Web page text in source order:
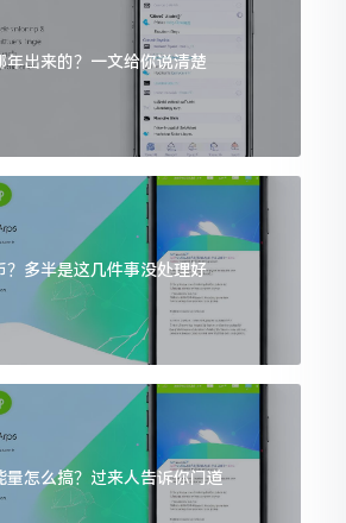
出来的？一文给你说清楚
多半是这几件事没处理好
怎么搞？过来人告诉你门道